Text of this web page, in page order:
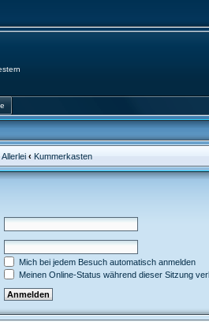
‹ Kummerkasten
Mich bei jedem Besuch automatisch anmelden
Meinen Online-Status während dieser Sitzung